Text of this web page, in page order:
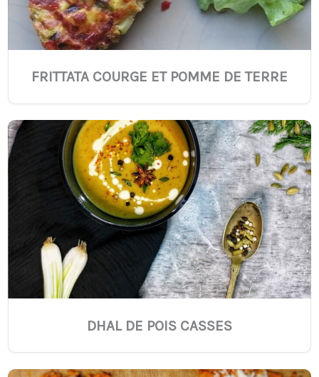
FRITTATA COURGE ET POMME DE TERRE
DHAL DE POIS CASSES